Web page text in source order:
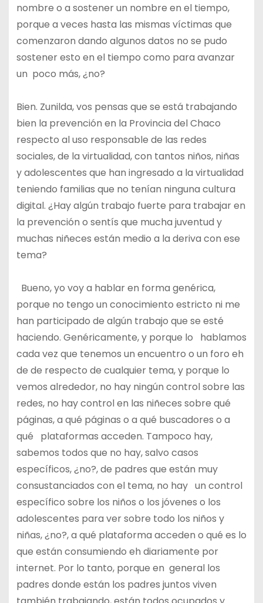
nombre o a sostener un nombre en el tiempo,
porque a veces hasta las mismas víctimas que
comenzaron dando algunos datos no se pudo
sostener esto en el tiempo como para avanzar
un poco más, ¿no?
Bien. Zunilda, vos pensas que se está trabajando
bien la prevención en la Provincia del Chaco
respecto al uso responsable de las redes
sociales, de la virtualidad, con tantos niños, niñas
y adolescentes que han ingresado a la virtualidad
teniendo familias que no tenían ninguna cultura
digital. ¿Hay algún trabajo fuerte para trabajar en
la prevención o sentís que mucha juventud y
muchas niñeces están medio a la deriva con ese
tema?
Bueno, yo voy a hablar en forma genérica,
porque no tengo un conocimiento estricto ni me
han participado de algún trabajo que se esté
haciendo. Genéricamente, y porque lo hablamos
cada vez que tenemos un encuentro o un foro eh
de de respecto de cualquier tema, y porque lo
vemos alrededor, no hay ningún control sobre las
redes, no hay control en las niñeces sobre qué
páginas, a qué páginas o a qué buscadores o a
qué plataformas acceden. Tampoco hay,
sabemos todos que no hay, salvo casos
específicos, ¿no?, de padres que están muy
consustanciados con el tema, no hay un control
específico sobre los niños o los jóvenes o los
adolescentes para ver sobre todo los niños y
niñas, ¿no?, a qué plataforma acceden o qué es lo
que están consumiendo eh diariamente por
internet. Por lo tanto, porque en general los
padres donde están los padres juntos viven